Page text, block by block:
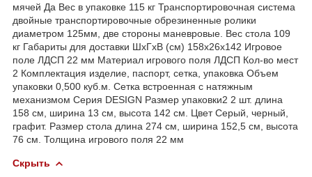
мячей Да Вес в упаковке 115 кг Транспортировочная система
двойные транспортировочные обрезиненные ролики
диаметром 125мм, две стороны маневровые. Вес стола 109
кг Габариты для доставки ШхГхВ (см) 158х26х142 Игровое
поле ЛДСП 22 мм Материал игрового поля ЛДСП Кол-во мест
2 Комплектация изделие, паспорт, сетка, упаковка Объем
упаковки 0,500 куб.м. Сетка встроенная с натяжным
механизмом Серия DESIGN Размер упаковки2 2 шт. длина
158 см, ширина 13 см, высота 142 см. Цвет Серый, черный,
графит. Размер стола длина 274 см, ширина 152,5 см, высота
76 см. Толщина игрового поля 22 мм
Скрыть